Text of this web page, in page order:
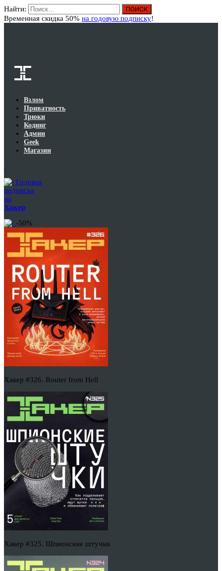
Найти:
Временная скидка 50% на годовую подписку!
Взлом
Приватность
Трюки
Кодинг
Админ
Geek
Магазин
Годовая
подписка
на
Хакер
-50%
Хакер #326. Router from Hell
Хакер #325. Шпионские штучки